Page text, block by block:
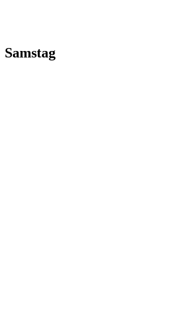
Samstag